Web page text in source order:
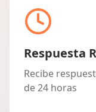
Respuesta
Recibe
de 24 horas